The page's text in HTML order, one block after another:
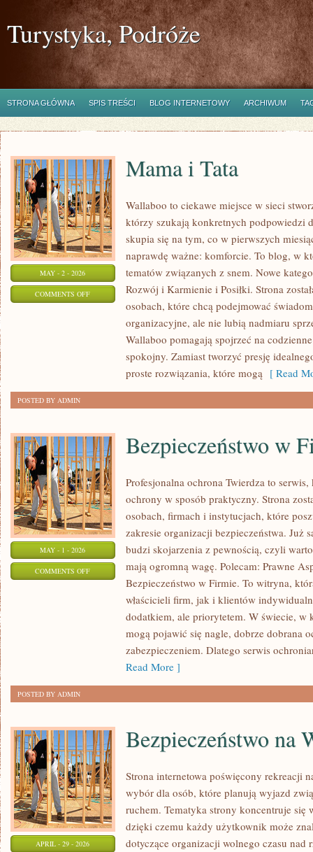
Turystyka, Podróże
STRONA GŁÓWNA SPIS TREŚCI BLOG INTERNETOWY ARCHIWUM
MAY - 2 - 2026
COMMENTS OFFON
Mama i Tata
Wallaboo to ciekawe miejsce w sieci
którzy szukają konkretnych podpowiedzi
skupia się na tym, co w pierwszych
naprawdę ważne: komforcie. To blog, w
tematów związanych z snem. Nowe
Rozwój i Karmienie i Posiłki. Strona
osobach, które chcą podejmować
organizacyjne, ale nie lubią nadmiaru
Wallaboo pomagają spojrzeć na
spokojny. Zamiast tworzyć presję
proste rozwiązania, które mogą [ Read
POSTED BY ADMIN
MAY - 1 - 2026
COMMENTS OFFON
BEZPIECZEŃSTWO
Bezpieczeństwo w
Profesjonalna ochrona Twierdza to
ochrony w sposób praktyczny. Strona
osobach, firmach i instytucjach, które
zakresie organizacji bezpieczeństwa. Już
budzi skojarzenia z pewnością, czyli
mają ogromną wagę. Polecam: Prawne
Bezpieczeństwo w Firmie. To witryna,
właścicieli firm, jak i klientów
dodatkiem, ale priorytetem. W świecie,
mogą pojawić się nagle, dobrze dobrana
zabezpieczeniem. Dlatego serwis
Read More ]
POSTED BY ADMIN
APRIL - 29 - 2026
Bezpieczeństwo na
Strona internetowa poświęcony rekreacji
wybór dla osób, które planują wyjazd
ruchem. Tematyka strony koncentruje się
dzięki czemu każdy użytkownik może
dotyczące organizacji wolnego czasu nad